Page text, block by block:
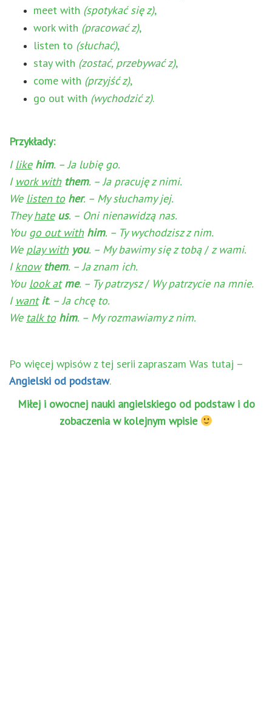
meet with (spotykać się z),
work with (pracować z),
listen to (słuchać),
stay with (zostać, przebywać z),
come with (przyjść z),
go out with (wychodzić z).
Przykłady:
I like him. – Ja lubię go.
I work with them. – Ja pracuję z nimi.
We listen to her. – My słuchamy jej.
Theyhate us. – Oni nienawidzą nas.
You go out with him. – Ty wychodzisz z nim.
We play with you. – My bawimy się z tobą/z wami.
Iknow them. – Ja znam ich.
You look at me. – Ty patrzysz/Wy patrzycie na mnie.
I want it. – Ja chcę to.
We talk to him. – My rozmawiamy z nim.
Po więcej wpisów z tej serii zapraszam Was tutaj –
Angielski od podstaw.
Miłej i owocnej nauki angielskiego od podstaw i do
zobaczenia w kolejnym wpisie